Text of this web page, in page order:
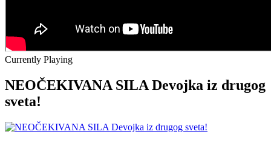
Currently Playing
NEOČEKIVANA SILA Devojka iz drugog
sveta!